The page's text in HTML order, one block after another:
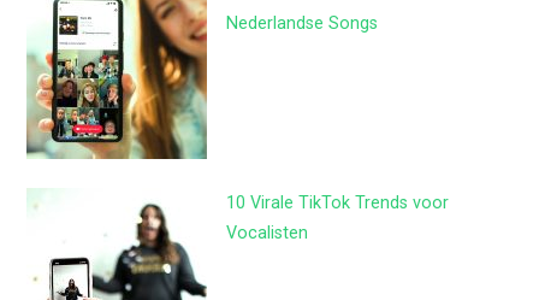
Nederlandse Songs
10 Virale TikTok Trends voor
Vocalisten